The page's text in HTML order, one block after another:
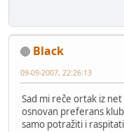
Black
09-09-2007, 22:26:13
Sad mi reče ortak iz
osnovan preferans
samo potražiti i